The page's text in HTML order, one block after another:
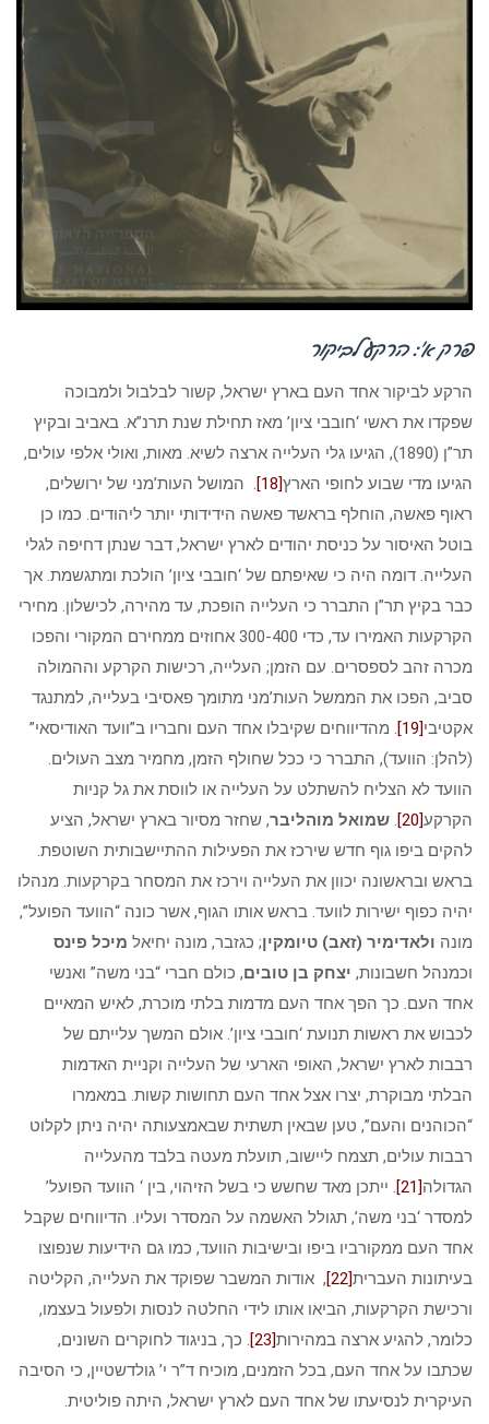
פרק א’: הרקע לביקור
הרקע לביקור אחד העם בארץ ישראל, קשור לבלבול ולמבוכה
שפקדו את ראשי ‘חובבי ציון’ מאז תחילת שנת תרנ”א. באביב ובקיץ
תר”ן (1890), הגיעו גלי העלייה ארצה לשיא. מאות, ואולי אלפי עולים,
הגיעו מדי שבוע לחופי הארץ[18]
. המושל העות’מני של ירושלים,
ראוף פאשה, הוחלף בראשד פאשה הידידותי יותר ליהודים. כמו כן
בוטל האיסור על כניסת יהודים לארץ ישראל, דבר שנתן דחיפה לגלי
העלייה. דומה היה כי שאיפתם של ‘חובבי ציון’ הולכת ומתגשמת. אך
כבר בקיץ תר”ן התברר כי העלייה הופכת, עד מהירה, לכישלון. מחירי
הקרקעות האמירו עד, כדי 300-400 אחוזים ממחירם המקורי והפכו
מכרה זהב לספסרים. עם הזמן; העלייה, רכישות הקרקע וההמולה
סביב, הפכו את הממשל העות’מני מתומך פאסיבי בעלייה, למתנגד
אקטיבי[19]
. מהדיווחים שקיבלו אחד העם וחבריו ב”וועד האודיסאי”
(להלן: הוועד), התברר כי ככל שחולף הזמן, מחמיר מצב העולים.
הוועד לא הצליח להשתלט על העלייה או לווסת את גל קניות
הקרקע[20]
. שמואל מוהליבר, שחזר מסיור בארץ ישראל, הציע
להקים ביפו גוף חדש שירכז את הפעילות ההתיישבותית השוטפת.
בראש ובראשונה יכוון את העלייה וירכז את המסחר בקרקעות. מנהלו
יהיה כפוף ישירות לוועד. בראש אותו הגוף, אשר כונה “הוועד הפועל”,
מונה ולאדימיר (זאב) טיומקין; כגזבר, מונה יחיאל מיכל פינס
וכמנהל חשבונות, יצחק בן טובים, כולם חברי “בני משה” ואנשי
אחד העם. כך הפך אחד העם מדמות בלתי מוכרת, לאיש המאיים
לכבוש את ראשות תנועת ‘חובבי ציון’. אולם המשך עלייתם של
רבבות לארץ ישראל, האופי הארעי של העלייה וקניית האדמות
הבלתי מבוקרת, יצרו אצל אחד העם תחושות קשות. במאמרו
“הכוהנים והעם”, טען שבאין תשתית שבאמצעותה יהיה ניתן לקלוט
רבבות עולים, תצמח ליישוב, תועלת מעטה בלבד מהעלייה
הגדולה[21]
. ייתכן מאד שחשש כי בשל הזיהוי, בין ‘ הוועד הפועל’
למסדר ‘בני משה’, תגולל האשמה על המסדר ועליו. הדיווחים שקבל
אחד העם ממקורביו ביפו ובישיבות הוועד, כמו גם הידיעות שנפוצו
בעיתונות העברית[22]
, אודות המשבר שפוקד את העלייה, הקליטה
ורכישת הקרקעות, הביאו אותו לידי החלטה לנסות ולפעול בעצמו,
כלומר, להגיע ארצה במהירות[23]
. כך, בניגוד לחוקרים השונים,
שכתבו על אחד העם, בכל הזמנים, מוכיח ד”ר י’ גולדשטיין, כי הסיבה
העיקרית לנסיעתו של אחד העם לארץ ישראל, היתה פוליטית.